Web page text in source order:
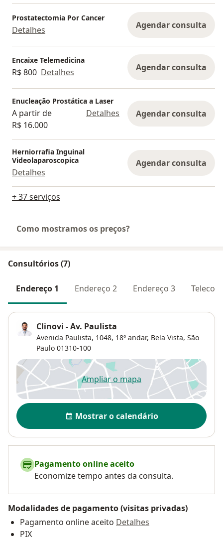
Prostatectomia Por Cancer
Detalhes Agendar consulta
Encaixe Telemedicina
R$ 800 Detalhes Agendar consulta
Enucleação Prostática a Laser
A partir de
R$ 16.000
Detalhes Agendar consulta
Herniorrafia Inguinal
Videolaparoscopica
Detalhes
Agendar consulta
+ 37 serviços
Como mostramos os preços?
Consultórios (7)
Endereço 1 Endereço 2 Endereço 3
Clinovi - Av. Paulista
Avenida Paulista, 1048, 18º andar, Bela Vista, São
Paulo 01310-100
Ampliar o mapaabre num novo separador
Disponibilidade
Mostrar o calendário
Pagamento online aceito
Economize tempo antes da consulta.
Modalidades de pagamento (visitas privadas)
Pagamento online aceito Detalhes
PIX